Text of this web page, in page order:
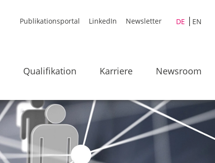
Publikationsportal LinkedIn Newsletter DE EN
Qualifikation Karriere Newsroom